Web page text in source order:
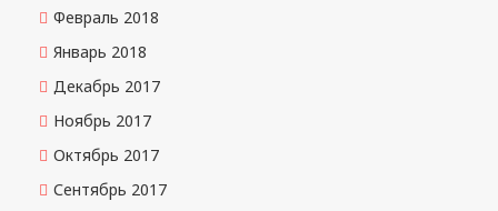
Февраль 2018
Январь 2018
Декабрь 2017
Ноябрь 2017
Октябрь 2017
Сентябрь 2017